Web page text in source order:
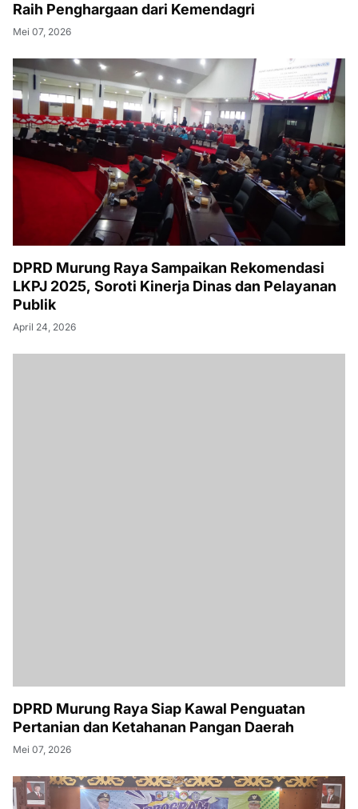
Raih Penghargaan dari Kemendagri
Mei 07, 2026
DPRD Murung Raya Sampaikan Rekomendasi
LKPJ 2025, Soroti Kinerja Dinas dan Pelayanan
Publik
April 24, 2026
DPRD Murung Raya Siap Kawal Penguatan
Pertanian dan Ketahanan Pangan Daerah
Mei 07, 2026